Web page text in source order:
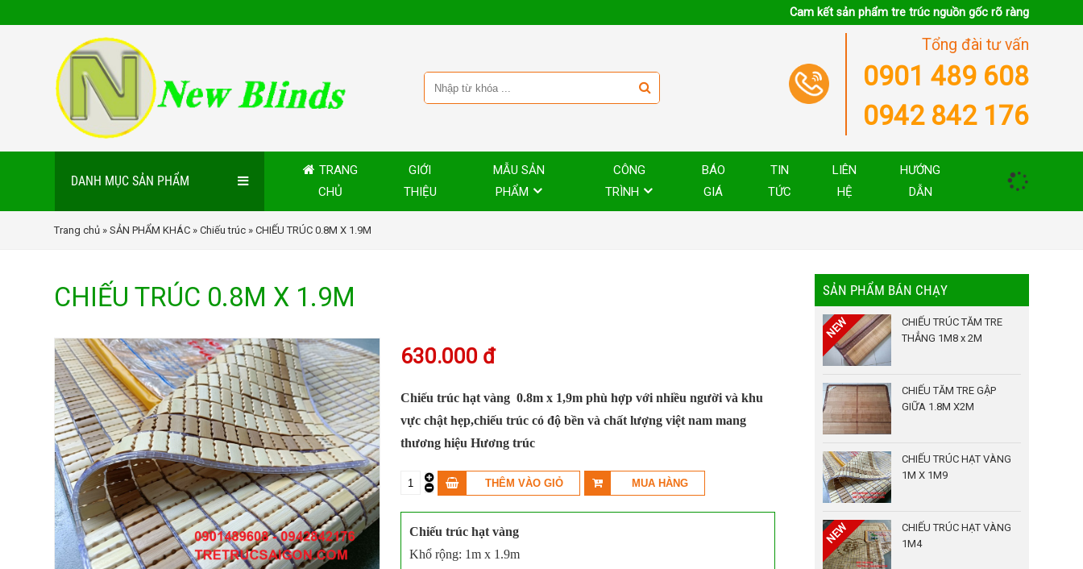
Cam kết sản phẩm tre trúc nguồn gốc rõ ràng
Tổng đài tư vấn
0901 489 608
0942 842 176
DANH MỤC SẢN PHẨM
TRANG
CHỦ
GIỚI
THIỆU
MẪU SẢN
PHẨM
CÔNG
TRÌNH
BÁO
GIÁ
TIN
TỨC
LIÊN
HỆ
HƯỚNG
DẪN
Trang chủ »SẢN PHẨM KHÁC »Chiếu trúc » CHIẾU TRÚC 0.8M X 1.9M
CHIẾU TRÚC 0.8M X 1.9M
630.000 đ
Chiếu trúc hạt vàng 0.8m x 1,9m phù hợp với nhiều người và khu
vực chật hẹp,chiếu trúc có độ bền và chất lượng việt nam mang
thương hiệu Hương trúc
Chiếu trúc hạt vàng
Khổ rộng: 1m x 1.9m
SẢN PHẨM BÁN CHẠY
CHIẾU TRÚC TĂM TRE
THẲNG 1M8 x 2M
CHIẾU TĂM TRE GẬP
GIỮA 1.8M X2M
CHIẾU TRÚC HẠT VÀNG
1M X 1M9
CHIẾU TRÚC HẠT VÀNG
1M4